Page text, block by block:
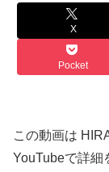
X
Pocket
この動画は
YouTubeで詳細